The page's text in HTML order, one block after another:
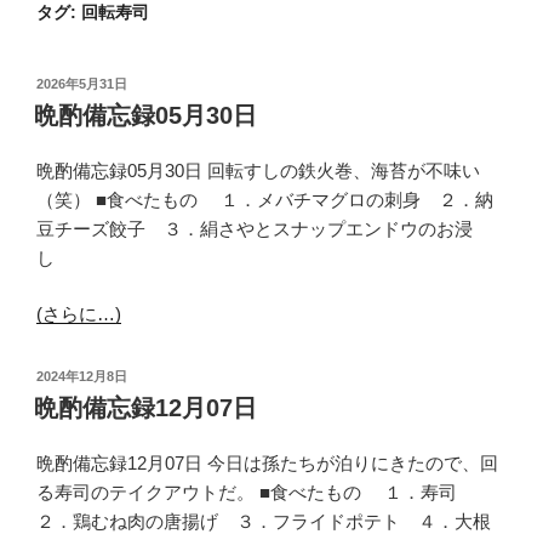
タグ: 回転寿司
投
稿
日:
2026年5月31日
晩酌備忘録05月30日
晩酌備忘録05月30日 回転すしの鉄火巻、海苔が不味い
（笑） ■食べたもの １．メバチマグロの刺身 ２．納
豆チーズ餃子 ３．絹さやとスナップエンドウのお浸
し
(さらに…)
投
稿
日:
2024年12月8日
晩酌備忘録12月07日
晩酌備忘録12月07日 今日は孫たちが泊りにきたので、回
る寿司のテイクアウトだ。 ■食べたもの １．寿司
２．鶏むね肉の唐揚げ ３．フライドポテト ４．大根